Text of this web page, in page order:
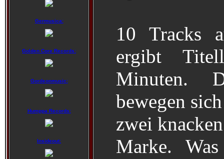
Germusica:
Golden Core Records:
Gordeonmusic:
Humppa Records:
Insideout:
10 Tracks
ergibt
Minuten.
bewegen
zwei
Marke.